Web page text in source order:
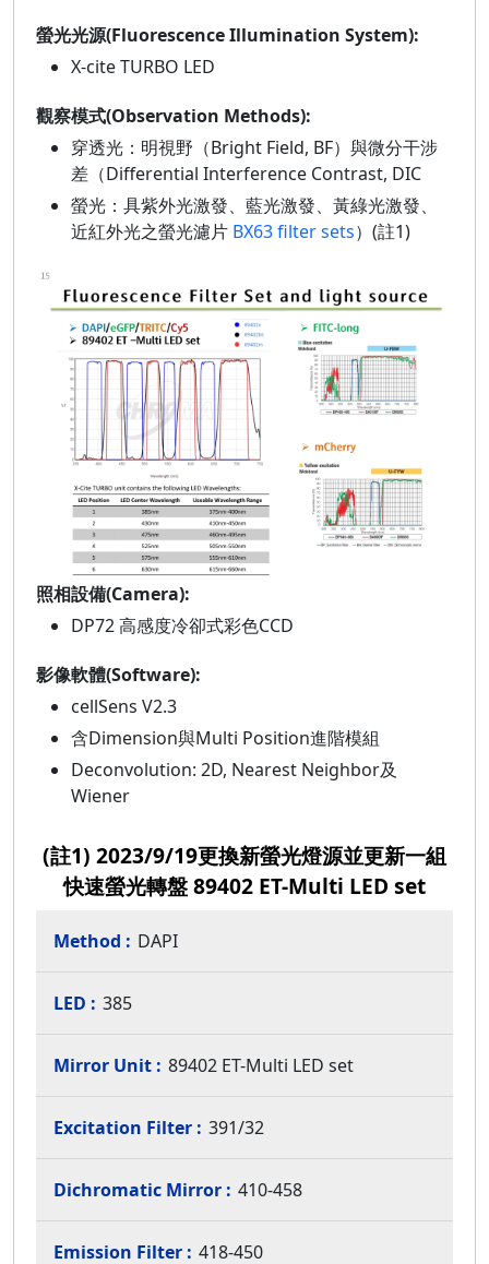
螢光光源(Fluorescence Illumination System):
X-cite TURBO LED
觀察模式(Observation Methods):
穿透光：明視野（Bright Field, BF）與微分干涉
差（Differential Interference Contrast, DIC
螢光：具紫外光激發、藍光激發、黃綠光激發、
近紅外光之螢光濾片 BX63 filter sets）(註1)
照相設備(Camera):
DP72 高感度冷卻式彩色CCD
影像軟體(Software):
cellSens V2.3
含Dimension與Multi Position進階模組
Deconvolution: 2D, Nearest Neighbor及
Wiener
(註1) 2023/9/19更換新螢光燈源並更新一組
快速螢光轉盤 89402 ET-Multi LED set
DAPI
385
89402 ET-Multi LED set
391/32
410-458
418-450